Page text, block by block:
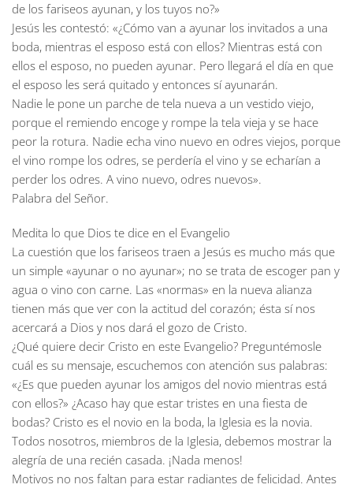
de los fariseos ayunan, y los tuyos no?»
Jesús les contestó: «¿Cómo van a ayunar los invitados a una
boda, mientras el esposo está con ellos? Mientras está con
ellos el esposo, no pueden ayunar. Pero llegará el día en que
el esposo les será quitado y entonces sí ayunarán.
Nadie le pone un parche de tela nueva a un vestido viejo,
porque el remiendo encoge y rompe la tela vieja y se hace
peor la rotura. Nadie echa vino nuevo en odres viejos, porque
el vino rompe los odres, se perdería el vino y se echarían a
perder los odres. A vino nuevo, odres nuevos».
Palabra del Señor.
Medita lo que Dios te dice en el Evangelio
La cuestión que los fariseos traen a Jesús es mucho más que
un simple «ayunar o no ayunar»; no se trata de escoger pan y
agua o vino con carne. Las «normas» en la nueva alianza
tienen más que ver con la actitud del corazón; ésta sí nos
acercará a Dios y nos dará el gozo de Cristo.
¿Qué quiere decir Cristo en este Evangelio? Preguntémosle
cuál es su mensaje, escuchemos con atención sus palabras:
«¿Es que pueden ayunar los amigos del novio mientras está
con ellos?» ¿Acaso hay que estar tristes en una fiesta de
bodas? Cristo es el novio en la boda, la Iglesia es la novia.
Todos nosotros, miembros de la Iglesia, debemos mostrar la
alegría de una recién casada. ¡Nada menos!
Motivos no nos faltan para estar radiantes de felicidad. Antes